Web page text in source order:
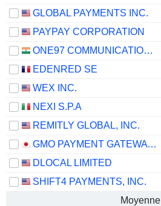
GLOBAL PAYMENTS INC.
PAYPAY CORPORATION
ONE97 COMMUNICATIONS LIMITED
EDENRED SE
WEX INC.
NEXI S.P.A
REMITLY GLOBAL, INC.
GMO PAYMENT GATEWAY, INC.
DLOCAL LIMITED
SHIFT4 PAYMENTS, INC.
Moyenne